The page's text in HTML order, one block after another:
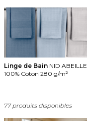
Linge de Bain NID ABEILLE
100% Coton 280 g/m²
77 produits disponibles